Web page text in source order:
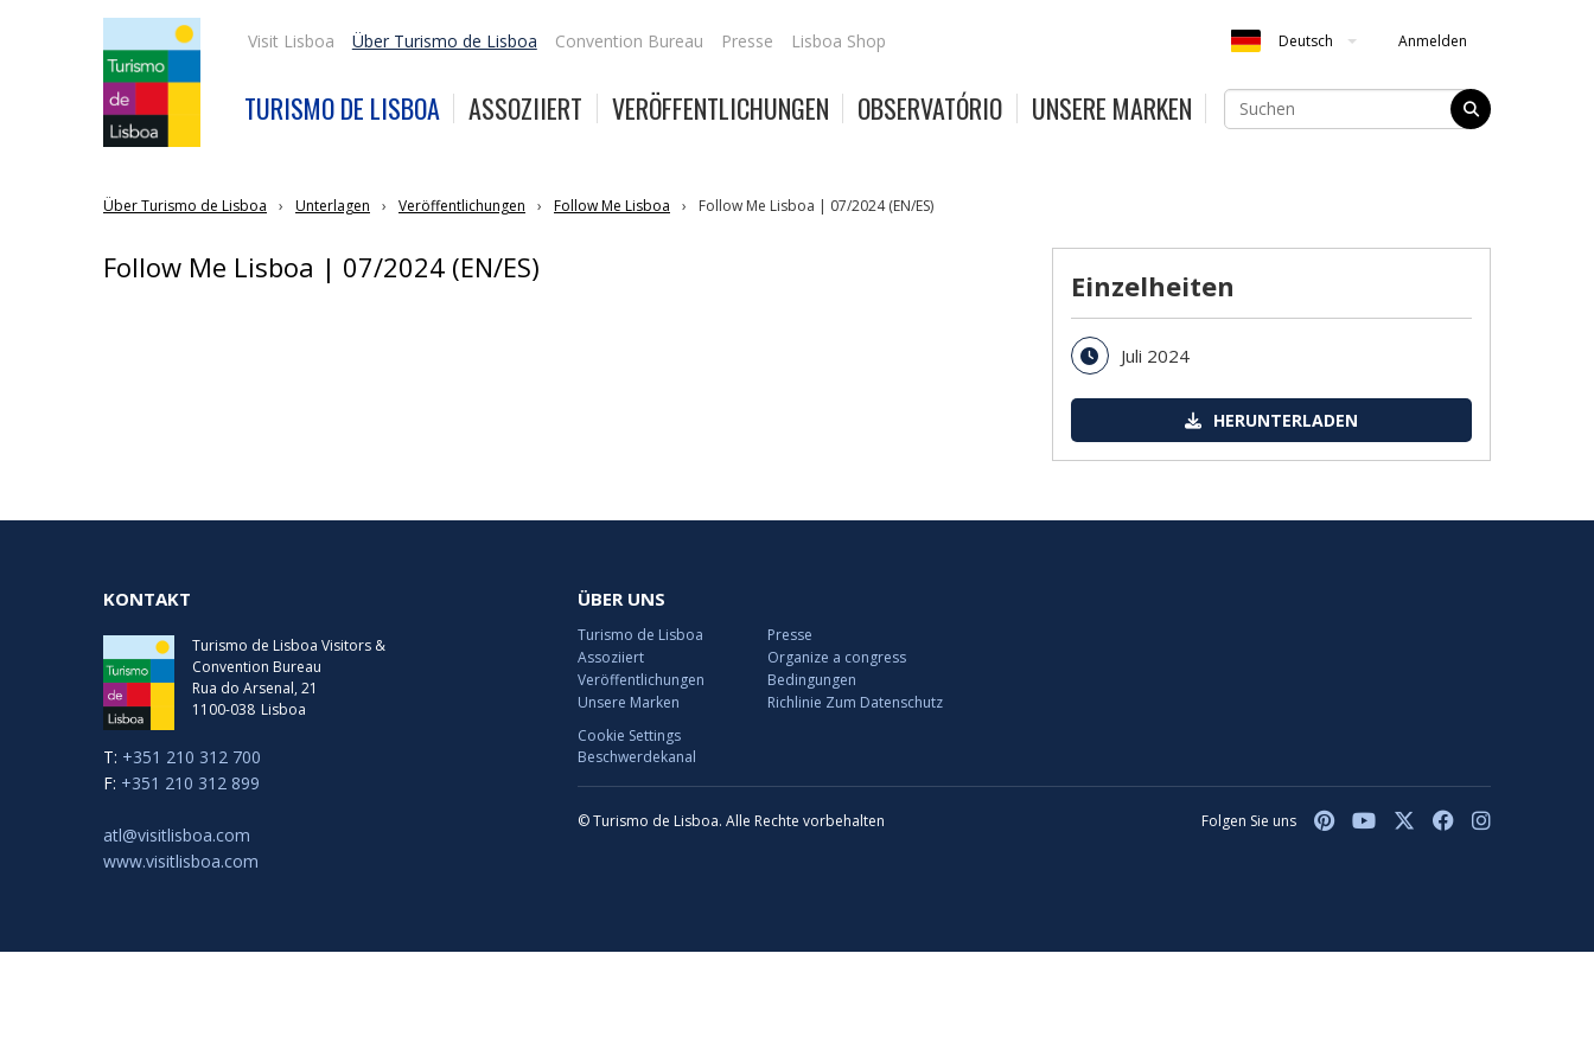
Visit Lisboa Über Turismo de Lisboa Convention Bureau Presse Lisboa Shop Deutsch Anmelden
TURISMO DE LISBOA ASSOZIIERT VERÖFFENTLICHUNGEN OBSERVATÓRIO UNSERE MARKEN
Über Turismo de Lisboa Unterlagen Veröffentlichungen Follow Me Lisboa Follow Me Lisboa | 07/2024 (EN/ES)
Follow Me Lisboa | 07/2024 (EN/ES)
Einzelheiten
Juli 2024
HERUNTERLADEN
KONTAKT
Turismo de Lisboa Visitors &
Convention Bureau
Rua do Arsenal, 21
1100-038 Lisboa
T: +351 210 312 700
F: +351 210 312 899
atl@visitlisboa.com
www.visitlisboa.com
ÜBER UNS
Turismo de Lisboa
Assoziiert
Veröffentlichungen
Unsere Marken
Presse
Organize a congress
Bedingungen
Richlinie Zum Datenschutz
Cookie Settings
Beschwerdekanal
© Turismo de Lisboa. Alle Rechte vorbehalten Folgen Sie uns